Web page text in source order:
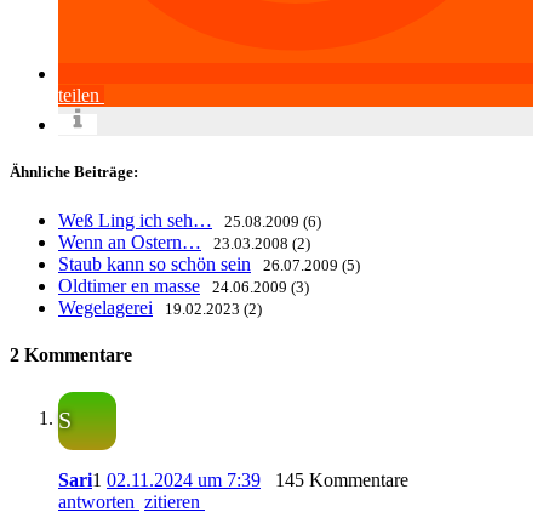
teilen
Ähnliche Beiträge:
Weß Ling ich seh… 25.08.2009 (6)
Wenn an Ostern… 23.03.2008 (2)
Staub kann so schön sein 26.07.2009 (5)
Oldtimer en masse 24.06.2009 (3)
Wegelagerei 19.02.2023 (2)
2 Kommentare
S
Sari1 02.11.2024 um 7:39
145 Kommentare
antworten zitieren